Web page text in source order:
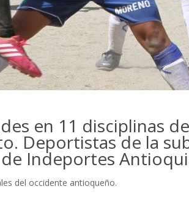
en 11 disciplinas
Deportistas de la
Indeportes
del occidente antioqueño.